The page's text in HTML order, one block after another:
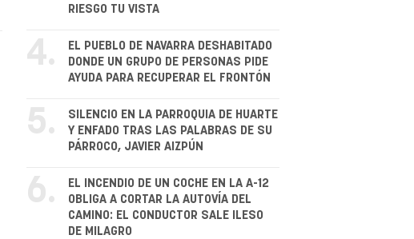
RIESGO TU VISTA
4.
EL PUEBLO DE NAVARRA DESHABITADO
DONDE UN GRUPO DE PERSONAS PIDE
AYUDA PARA RECUPERAR EL FRONTÓN
5.
SILENCIO EN LA PARROQUIA DE HUARTE
Y ENFADO TRAS LAS PALABRAS DE SU
PÁRROCO, JAVIER AIZPÚN
6.
EL INCENDIO DE UN COCHE EN LA A-12
OBLIGA A CORTAR LA AUTOVÍA DEL
CAMINO: EL CONDUCTOR SALE ILESO
DE MILAGRO